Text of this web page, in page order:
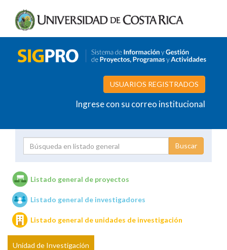
USUARIOS REGISTRADOS
Ingrese con su correo institucional
Unidades de investigación
Listado general de proyectos
Listado general de investigadores
Listado general de unidades de investigación
Unidad de Investigación